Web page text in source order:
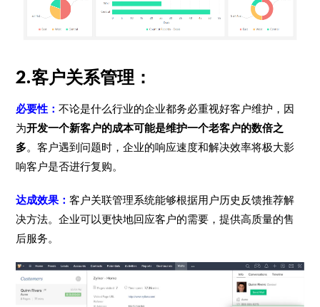
2.客户关系管理：
必要性：不论是什么行业的企业都务必重视好客户维护，因
为开发一个新客户的成本可能是维护一个老客户的数倍之
多。客户遇到问题时，企业的响应速度和解决效率将极大影
响客户是否进行复购。
达成效果：客户关联管理系统能够根据用户历史反馈推荐解
决方法。企业可以更快地回应客户的需要，提供高质量的售
后服务。